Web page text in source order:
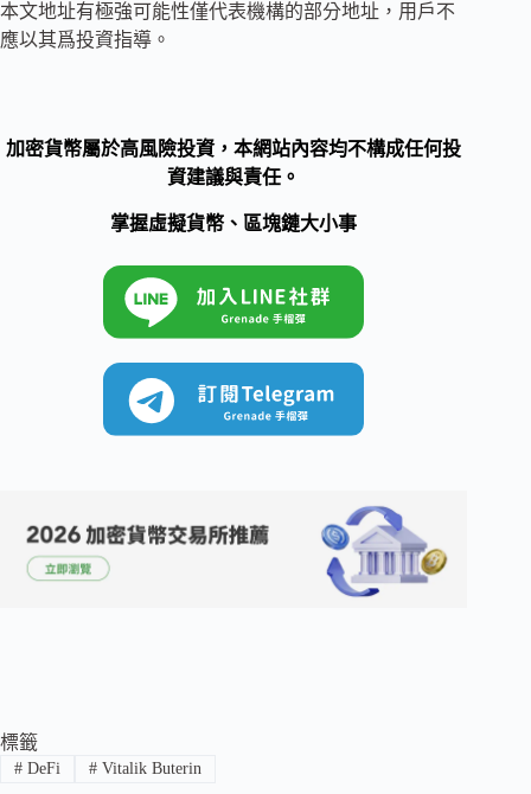
本文地址有極強可能性僅代表機構的部分地址，用戶不
應以其爲投資指導。
加密貨幣屬於高風險投資，本網站內容均不構成任何投
資建議與責任。
掌握虛擬貨幣、區塊鏈大小事
標籤
#DeFi #Vitalik Buterin